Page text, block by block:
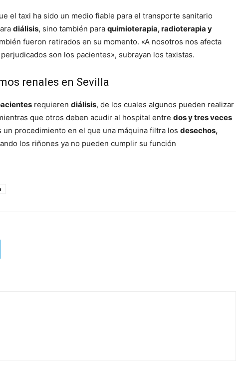
el taxi ha sido un medio fiable para el transporte sanitario
diálisis, sino también para quimioterapia, radioterapia y
fueron retirados en su momento. «A nosotros nos afecta
son los pacientes», subrayan los taxistas.
renales en Sevilla
requieren diálisis, de los cuales algunos pueden realizar
que otros deben acudir al hospital entre dos y tres veces
un procedimiento en el que una máquina filtra los desechos,
los riñones ya no pueden cumplir su función